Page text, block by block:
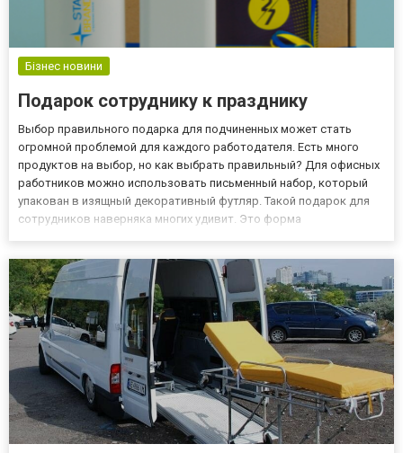
Бізнес новини
Подарок сотруднику к празднику
Выбор правильного подарка для подчиненных может стать
огромной проблемой для каждого работодателя. Есть много
продуктов на выбор, но как выбрать правильный? Для офисных
работников можно использовать письменный набор, который
упакован в изящный декоративный футляр. Такой подарок для
сотрудников наверняка многих удивит. Это форма
идеальный подарок в...